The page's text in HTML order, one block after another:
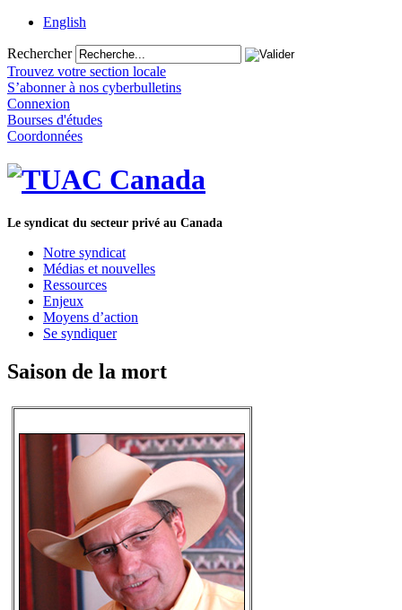
English
Rechercher
Trouvez votre section locale
S’abonner à nos cyberbulletins
Connexion
Bourses d'études
Coordonnées
Le syndicat du secteur privé au Canada
Notre syndicat
Médias et nouvelles
Ressources
Enjeux
Moyens d’action
Se syndiquer
Saison de la mort